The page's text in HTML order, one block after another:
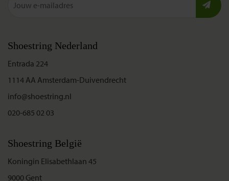
Shoestring Nederland
Entrada 224
1114 AA Amsterdam-Duivendrecht
info@shoestring.nl
020-685 02 03
Shoestring België
Koningin Elisabethlaan 45
9000 Gent